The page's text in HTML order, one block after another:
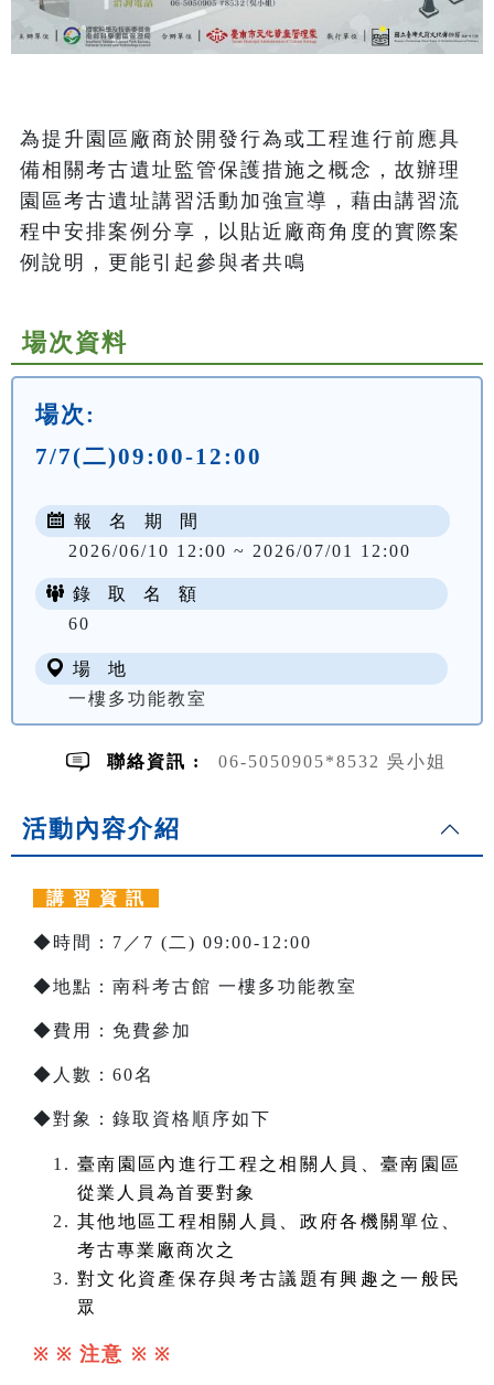
為提升園區廠商於開發行為或工程進行前應具
備相關考古遺址監管保護措施之概念，故辦理
園區考古遺址講習活動加強宣導，藉由講習流
程中安排案例分享，以貼近廠商角度的實際案
例說明，更能引起參與者共鳴
場次資料
場次:
7/7(二)09:00-12:00
報 名 期 間
2026/06/10 12:00 ~ 2026/07/01 12:00
錄 取 名 額
60
場 地
一樓多功能教室
聯絡資訊 : 06-5050905*8532 吳小姐
活動內容介紹
講 習 資 訊
◆時間：7／7 (二) 09:00-12:00
◆地點：南科考古館 一樓多功能教室
◆費用：免費參加
◆人數：60名
◆對象：錄取資格順序如下
臺南園區內進行工程之相關人員、臺南園區
從業人員為首要對象
其他地區工程相關人員、政府各機關單位、
考古專業廠商次之
對文化資產保存與考古議題有興趣之一般民
眾
※ ※ 注意 ※ ※